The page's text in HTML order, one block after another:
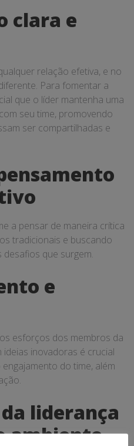
clara e
relação efetiva, e no
Para fomentar a
que o líder mantenha uma
seu time, promovendo
ser compartilhadas e
a pensar de maneira crítica
tradicionais e buscando
que surgem.
e
esforços dos membros da
inovadoras é crucial
do time, além
liderança
ambiente